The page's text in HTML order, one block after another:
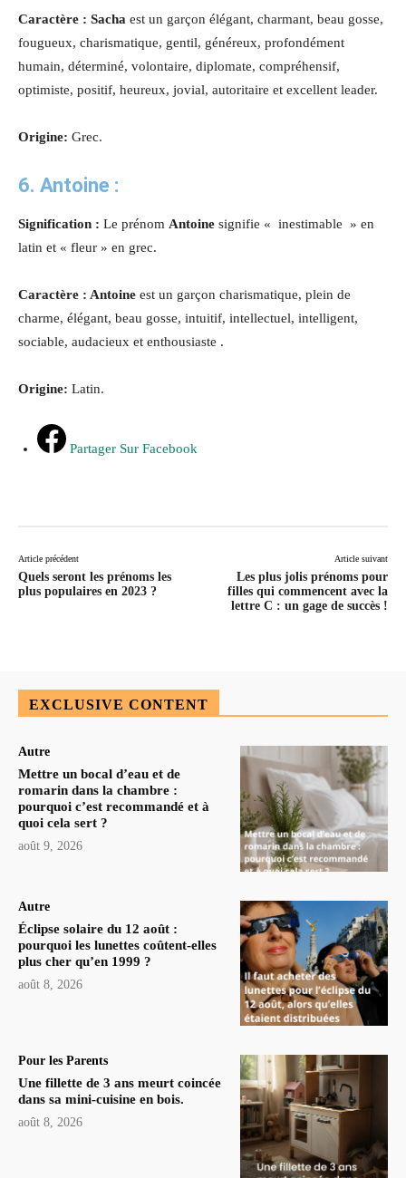
Caractère : Sacha est un garçon élégant, charmant, beau gosse,
fougueux, charismatique, gentil, généreux, profondément
humain, déterminé, volontaire, diplomate, compréhensif,
optimiste, positif, heureux, jovial, autoritaire et excellent leader.
Origine: Grec.
6. Antoine :
Signification : Le prénom Antoine signifie « inestimable » en
latin et « fleur » en grec.
Caractère : Antoine est un garçon charismatique, plein de
charme, élégant, beau gosse, intuitif, intellectuel, intelligent,
sociable, audacieux et enthousiaste .
Origine: Latin.
Partager Sur Facebook
Article précédent
Quels seront les prénoms les
plus populaires en 2023 ?
Article suivant
Les plus jolis prénoms pour
filles qui commencent avec la
lettre C : un gage de succès !
EXCLUSIVE CONTENT
Autre
Mettre un bocal d’eau et de
romarin dans la chambre :
pourquoi c’est recommandé et à
quoi cela sert ?
août 9, 2026
Autre
Éclipse solaire du 12 août :
pourquoi les lunettes coûtent-elles
plus cher qu’en 1999 ?
août 8, 2026
Pour les Parents
Une fillette de 3 ans meurt coincée
dans sa mini-cuisine en bois.
août 8, 2026